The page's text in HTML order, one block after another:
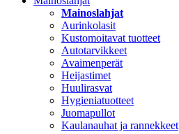
Mainoslahjat
Aurinkolasit
Kustomoitavat tuotteet
Autotarvikkeet
Avaimenperät
Heijastimet
Huulirasvat
Hygieniatuotteet
Juomapullot
Kaulanauhat ja rannekkeet